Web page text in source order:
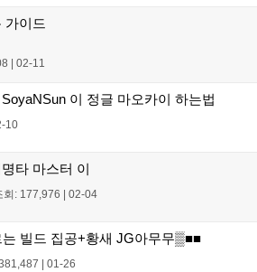
가이드
| 02-11
이 정글 마오카이 하는법
10
타 마스터 이
회: 177,976 | 02-04
빌드 집공+황새 JG아무무▒■■
| 01-26